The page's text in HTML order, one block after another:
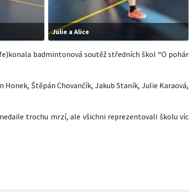
Julie a Alice
badmintonová soutěž středních škol “O pohár
Štěpán Chovančík, Jakub Staník, Julie Karaová,
trochu mrzí, ale všichni reprezentovali školu víc